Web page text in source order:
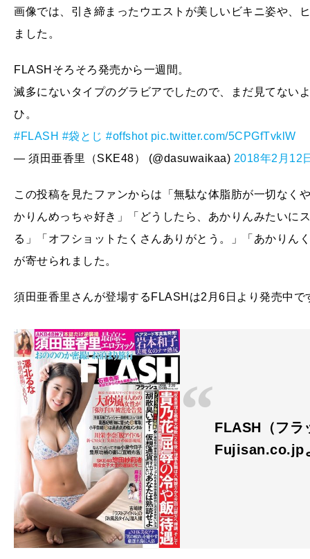
画像では、引き締まったウエストが美しいビキニ姿や、
ました。
FLASHそろそろ発売から一週間。
滅多にないタイプのグラビアでしたので、まだ見てない
ひ。
#FLASH #袋とじ #offshot pic.twitter.com/5CPGfTvklW
— 須田亜香里（SKE48） (@dasuwaikaa) 2018年2月12
この投稿を見たファンからは「無駄な体脂肪が一切なく
かりんめっちゃ好き」「どうしたら、あかりんみたいに
る」「オフショットたくさんありがとう。」「あかりん
が寄せられました。
須田亜香里さんが登場するFLASHは2月6日より発売中で
FLASH（フラ
Fujisan.co.jp